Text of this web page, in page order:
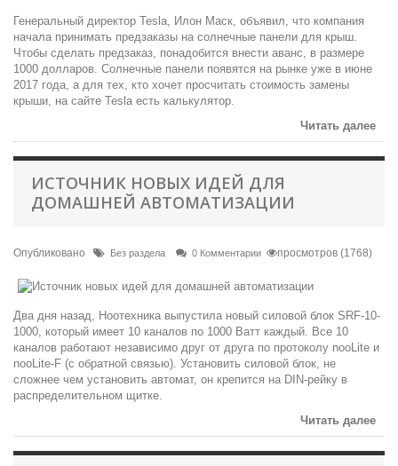
Генеральный директор Tesla, Илон Маск, объявил, что компания
начала принимать предзаказы на солнечные панели для крыш.
Чтобы сделать предзаказ, понадобится внести аванс, в размере
1000 долларов. Солнечные панели появятся на рынке уже в июне
2017 года, а для тех, кто хочет просчитать стоимость замены
крыши, на сайте Tesla есть калькулятор.
Читать далее
ИСТОЧНИК НОВЫХ ИДЕЙ ДЛЯ
ДОМАШНЕЙ АВТОМАТИЗАЦИИ
Опубликовано Без раздела 0 Комментарии просмотров (1768)
Два дня назад, Ноотехника выпустила новый силовой блок SRF-10-
1000, который имеет 10 каналов по 1000 Ватт каждый. Все 10
каналов работают независимо друг от друга по протоколу nooLite и
nooLite-F (с обратной связью). Установить силовой блок, не
сложнее чем установить автомат, он крепится на DIN-рейку в
распределительном щитке.
Читать далее